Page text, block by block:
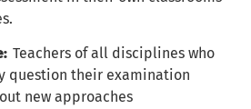
Teachers of all disciplines who
question their examination
new approaches